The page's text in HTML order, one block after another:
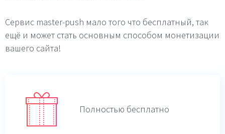
Сервис master-push мало того что бесплатный, так
ещё и может стать основным способом монетизации
вашего сайта!
Полностью бесплатно